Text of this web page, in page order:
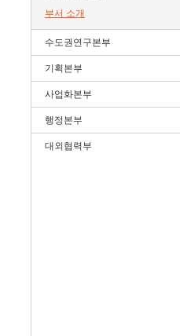
부서 소개
수도권연구본부
기획본부
사업화본부
행정본부
대외협력부